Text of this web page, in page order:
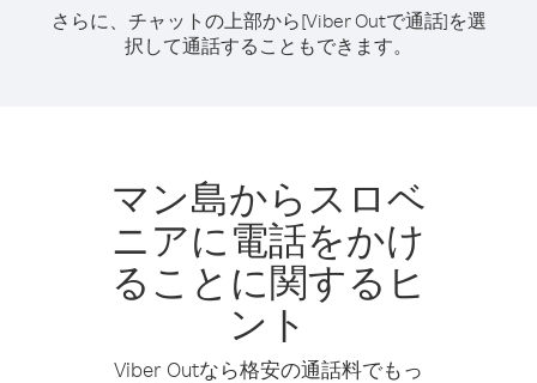
さらに、チャットの上部から[Viber Outで通話]を選
択して通話することもできます。
マン島からスロベ
ニアに電話をかけ
ることに関するヒ
ント
Viber Outなら格安の通話料でもっ